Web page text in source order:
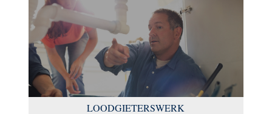
LOODGIETERSWERK